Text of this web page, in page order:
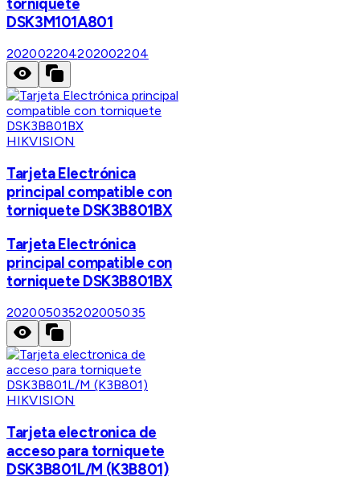
DSK3M101A801
202002204202002204
HIKVISION
Tarjeta Electrónica
principal compatible con
torniquete DSK3B801BX
Tarjeta Electrónica
principal compatible con
torniquete DSK3B801BX
202005035202005035
HIKVISION
Tarjeta electronica de
acceso para torniquete
DSK3B801L/M (K3B801)